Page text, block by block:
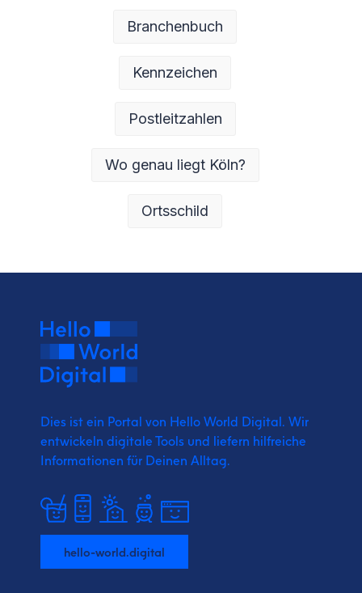
Branchenbuch
Kennzeichen
Postleitzahlen
Wo genau liegt Köln?
Ortsschild
Dies ist ein Portal von Hello World Digital. Wir
entwickeln digitale Tools und liefern hilfreiche
Informationen für Deinen Alltag.
hello-world.digital